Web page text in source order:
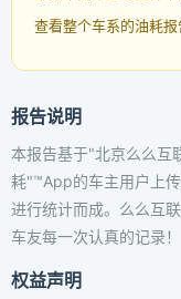
查看整个车系的油耗
报告说明
本报告基于"北京么么互
耗"™App的车主用户上
进行统计而成。么么互
车友每一次认真的记录！
权益声明